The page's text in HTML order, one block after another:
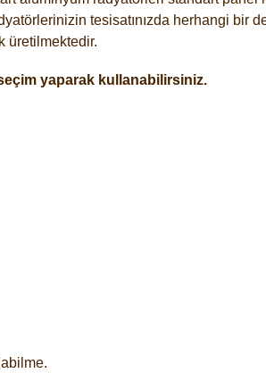
tesisatınızda herhangi
üretilmektedir.
yaparak kullanabilirsiniz.